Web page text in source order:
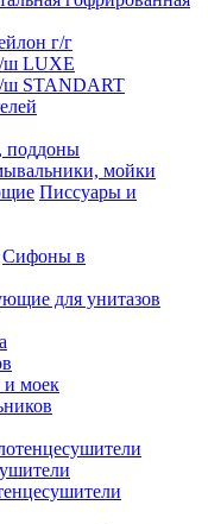
г/г
ш LUXE
ш STANDART
поддоны
мойки
Писсуары и
Сифоны в
для унитазов
моек